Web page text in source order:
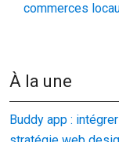
commerces
À la une
Buddy app :